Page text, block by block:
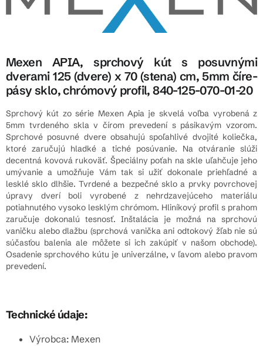
Mexen APIA, sprchový kút s posuvnými
dverami 125 (dvere) x 70 (stena) cm, 5mm číre-
pásy sklo, chrómový profil, 840-125-070-01-20
Sprchový kút zo série Mexen Apia je skvelá voľba vyrobená z
5mm tvrdeného skla v čírom prevedení s pásikavým vzorom.
Sprchové posuvné dvere obsahujú spoľahlivé dvojité koliečka,
ktoré zaručujú hladké a tiché posúvanie. Na otváranie slúži
decentná kovová rukoväť. Špeciálny poťah na skle uľahčuje jeho
umývanie a umožňuje Vám tak si užiť dokonale priehľadné a
lesklé sklo dlhšie. Tvrdené a bezpečné sklo a prvky povrchovej
úpravy dverí boli vyrobené z nehrdzavejúceho materiálu
potiahnutého vysoko lesklým chrómom. Hliníkový profil s prahom
zaručuje dokonalú tesnosť. Inštalácia je možná na sprchovú
vaničku alebo dlažbu (sprchová vanička ani odtokový žľab nie sú
súčasťou balenia ale môžete si ich zakúpiť v našom obchode).
Osadenie sprchového kútu je univerzálne, v ľavom alebo pravom
prevedení.
Technické údaje:
Výrobca: Mexen